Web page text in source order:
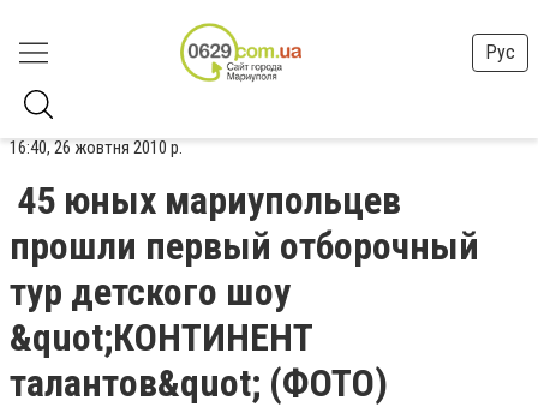
Рус
16:40, 26 жовтня 2010 р.
45 юных мариупольцев
прошли первый отборочный
тур детского шоу
&quot;КОНТИНЕНТ
талантов&quot; (ФОТО)